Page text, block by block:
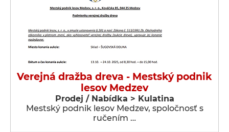
Verejná dražba dreva - Mestský podnik
lesov Medzev
Prodej / Nabídka > Kulatina
Mestský podnik lesov Medzev, spoločnosť s
ručením …